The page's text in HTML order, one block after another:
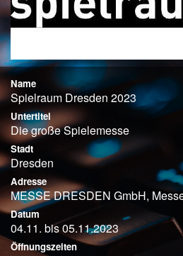
Name
Spielraum Dresden 2023
Untertitel
Die große Spielemesse
Stadt
Dresden
Adresse
MESSE DRESDEN GmbH,
Datum
04.11. bis 05.11.2023
Öffnungszeiten